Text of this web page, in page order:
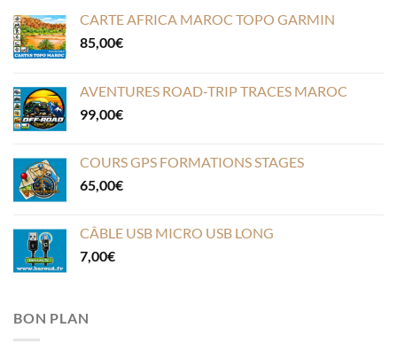
CARTE AFRICA MAROC TOPO GARMIN
85,00€
AVENTURES ROAD-TRIP TRACES MAROC
99,00€
COURS GPS FORMATIONS STAGES
65,00€
CÂBLE USB MICRO USB LONG
7,00€
BON PLAN